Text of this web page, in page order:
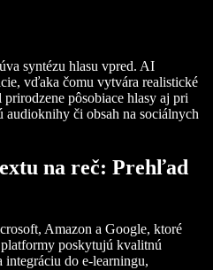
syntézu hlasu vpred. AI
vďaka čomu vytvára realistické
pôsobiace hlasy aj pri
audioknihy či obsah na sociálnych
na reč: Prehľad
Amazon a Google, ktoré
poskytujú kvalitnú
integráciu do e-learningu,